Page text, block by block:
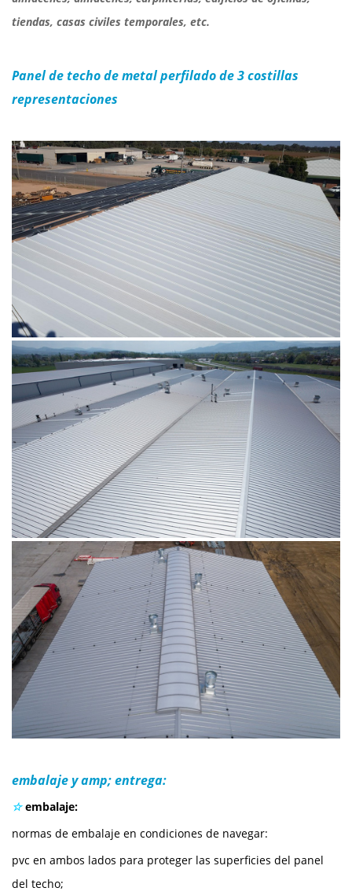
tiendas, casas civiles temporales, etc.
Panel de techo de metal perfilado de 3 costillas
representaciones
embalaje y amp; entrega:
☆embalaje:
normas de embalaje en condiciones de navegar:
pvc en ambos lados para proteger las superficies del panel
del techo;